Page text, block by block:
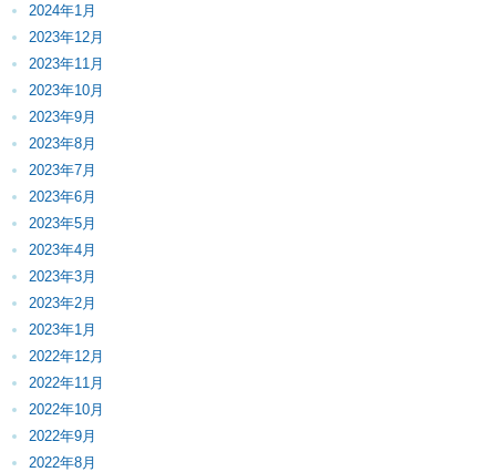
2024年1月
2023年12月
2023年11月
2023年10月
2023年9月
2023年8月
2023年7月
2023年6月
2023年5月
2023年4月
2023年3月
2023年2月
2023年1月
2022年12月
2022年11月
2022年10月
2022年9月
2022年8月